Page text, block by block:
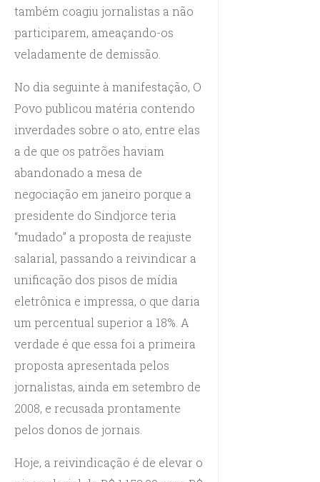
também coagiu jornalistas a não
participarem, ameaçando-os
veladamente de demissão.
No dia seguinte à manifestação, O
Povo publicou matéria contendo
inverdades sobre o ato, entre elas
a de que os patrões haviam
abandonado a mesa de
negociação em janeiro porque a
presidente do Sindjorce teria
“mudado” a proposta de reajuste
salarial, passando a reivindicar a
unificação dos pisos de mídia
eletrônica e impressa, o que daria
um percentual superior a 18%. A
verdade é que essa foi a primeira
proposta apresentada pelos
jornalistas, ainda em setembro de
2008, e recusada prontamente
pelos donos de jornais.
Hoje, a reivindicação é de elevar o